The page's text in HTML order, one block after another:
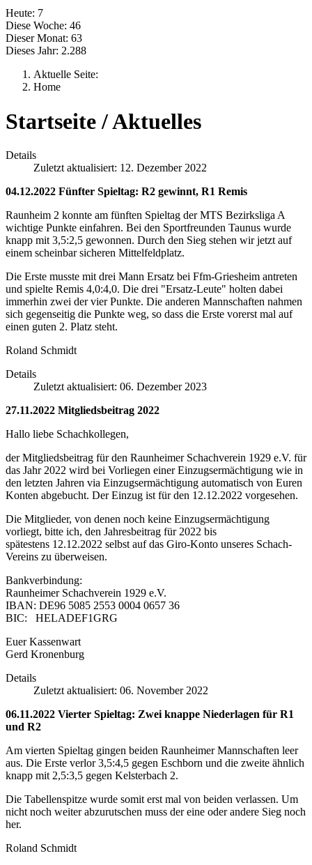
Heute: 7
Diese Woche: 46
Dieser Monat: 63
Dieses Jahr: 2.288
Aktuelle Seite:
Home
Startseite / Aktuelles
Details
Zuletzt aktualisiert: 12. Dezember 2022
04.12.2022 Fünfter Spieltag: R2 gewinnt, R1 Remis
Raunheim 2 konnte am fünften Spieltag der MTS Bezirksliga A
wichtige Punkte einfahren. Bei den Sportfreunden Taunus wurde
knapp mit 3,5:2,5 gewonnen. Durch den Sieg stehen wir jetzt auf
einem scheinbar sicheren Mittelfeldplatz.
Die Erste musste mit drei Mann Ersatz bei Ffm-Griesheim antreten
und spielte Remis 4,0:4,0. Die drei "Ersatz-Leute" holten dabei
immerhin zwei der vier Punkte. Die anderen Mannschaften nahmen
sich gegenseitig die Punkte weg, so dass die Erste vorerst mal auf
einen guten 2. Platz steht.
Roland Schmidt
Details
Zuletzt aktualisiert: 06. Dezember 2023
27.11.2022 Mitgliedsbeitrag 2022
Hallo liebe Schachkollegen,
der Mitgliedsbeitrag für den Raunheimer Schachverein 1929 e.V. für
das Jahr 2022 wird bei Vorliegen einer Einzugsermächtigung wie in
den letzten Jahren via Einzugsermächtigung automatisch von Euren
Konten abgebucht. Der Einzug ist für den 12.12.2022 vorgesehen.
Die Mitglieder, von denen noch keine Einzugsermächtigung
vorliegt, bitte ich, den Jahresbeitrag für 2022 bis
spätestens 12.12.2022 selbst auf das Giro-Konto unseres Schach-
Vereins zu überweisen.
Bankverbindung:
Raunheimer Schachverein 1929 e.V.
IBAN: DE96 5085 2553 0004 0657 36
BIC: HELADEF1GRG
Euer Kassenwart
Gerd Kronenburg
Details
Zuletzt aktualisiert: 06. November 2022
06.11.2022 Vierter Spieltag: Zwei knappe Niederlagen für R1
und R2
Am vierten Spieltag gingen beiden Raunheimer Mannschaften leer
aus. Die Erste verlor 3,5:4,5 gegen Eschborn und die zweite ähnlich
knapp mit 2,5:3,5 gegen Kelsterbach 2.
Die Tabellenspitze wurde somit erst mal von beiden verlassen. Um
nicht noch weiter abzurutschen muss der eine oder andere Sieg noch
her.
Roland Schmidt